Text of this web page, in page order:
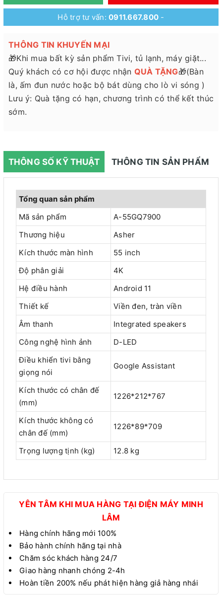
Hỗ trợ tư vấn:0911.667.800 -
THÔNG TIN KHUYẾN MẠI
🎁Khi mua bất kỳ sản phẩm Tivi, tủ lạnh, máy giặt...
Quý khách có cơ hội được nhận QUÀ TẶNG🎁(Bàn
là, ấm đun nước hoặc bộ bát dùng cho lò vi sóng )
Lưu ý: Quà tặng có hạn, chương trình có thể kết thúc
sớm.
THÔNG SỐ KỸ THUẬT THÔNG TIN SẢN PHẨM
Tổng quan sản phẩm
Mã sản phẩm
A-55GQ7900
Thương hiệu
Asher
Kích thước màn hình
55 inch
Độ phân giải
4K
Hệ điều hành
Android 11
Thiết kế
Viền đen, tràn viền
Âm thanh
Integrated speakers
Công nghệ hình ảnh
D-LED
Điều khiển tivi bằng
giọng nói
Google Assistant
Kích thước có chân đế
(mm)
1226*212*767
Kích thước không có
chân đế (mm)
1226*89*709
Trọng lượng tịnh (kg) 12.8 kg
YÊN TÂM KHI MUA HÀNG TẠI ĐIỆN MÁY MINH
LÂM
Hàng chính hãng mới 100%
Bảo hành chính hãng tại nhà
Chăm sóc khách hàng 24/7
Giao hàng nhanh chóng 2-4h
Hoàn tiền 200% nếu phát hiện hàng giả hàng nhái